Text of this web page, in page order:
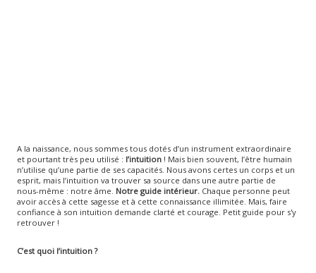
A la naissance, nous sommes tous dotés d’un instrument extraordinaire
et pourtant très peu utilisé : l’intuition! Mais bien souvent, l’être humain
n’utilise qu’une partie de ses capacités. Nous avons certes un corps et un
esprit, mais l’intuition va trouver sa source dans une autre partie de
nous-même : notre âme. Notre guide intérieur.Chaque personne peut
avoir accès à cette sagesse et à cette connaissance illimitée. Mais, faire
confiance à son intuition demande clarté et courage. Petit guide pour s'y
retrouver !
C’est quoi l’intuition ?